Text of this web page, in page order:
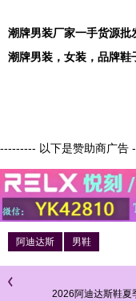
潮牌男装厂家一手货源批
潮牌男装， 女装，品牌鞋
--------- 以下是赞助商广告
阿迪达斯 男鞋
2026阿迪达斯鞋夏